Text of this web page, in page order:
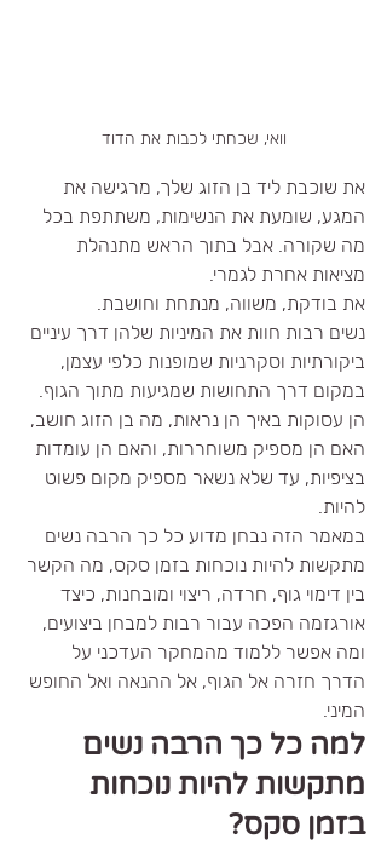
וואי, שכחתי לכבות את הדוד
את שוכבת ליד בן הזוג שלך, מרגישה את
המגע, שומעת את הנשימות, משתתפת בכל
מה שקורה. אבל בתוך הראש מתנהלת
מציאות אחרת לגמרי.
את בודקת, משווה, מנתחת וחושבת.
נשים רבות חוות את המיניות שלהן דרך עיניים
ביקורתיות וסקרניות שמופנות כלפי עצמן,
במקום דרך התחושות שמגיעות מתוך הגוף.
הן עסוקות באיך הן נראות, מה בן הזוג חושב,
האם הן מספיק משוחררות, והאם הן עומדות
בציפיות, עד שלא נשאר מספיק מקום פשוט
להיות.
במאמר הזה נבחן מדוע כל כך הרבה נשים
מתקשות להיות נוכחות בזמן סקס, מה הקשר
בין דימוי גוף, חרדה, ריצוי ומובחנות, כיצד
אורגזמה הפכה עבור רבות למבחן ביצועים,
ומה אפשר ללמוד מהמחקר העדכני על
הדרך חזרה אל הגוף, אל ההנאה ואל החופש
המיני.
למה כל כך הרבה נשים
מתקשות להיות נוכחות
בזמן סקס?